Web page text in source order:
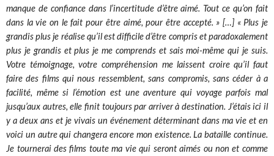
manque de confiance dans l’incertitude d’être aimé. Tout ce qu’on fait
dans la vie on le fait pour être aimé, pour être accepté. » […] « Plus je
grandis plus je réalise qu’il est difficile d’être compris et paradoxalement
plus je grandis et plus je me comprends et sais moi-même qui je suis.
Votre témoignage, votre compréhension me laissent croire qu’il faut
faire des films qui nous ressemblent, sans compromis, sans céder à a
facilité, même si l’émotion est une aventure qui voyage parfois mal
jusqu’aux autres, elle finit toujours par arriver à destination. J’étais ici il
y a deux ans et je vivais un événement déterminant dans ma vie et en
voici un autre qui changera encore mon existence. La bataille continue.
Je tournerai des films toute ma vie qui seront aimés ou non et comme